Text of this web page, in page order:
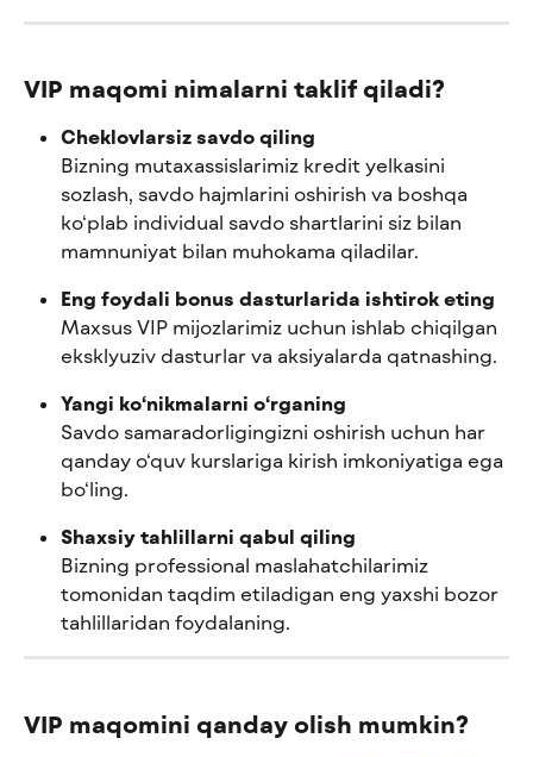
VIP maqomi nimalarni taklif qiladi?
Cheklovlarsiz savdo qiling
Bizning mutaxassislarimiz kredit yelkasini
sozlash, savdo hajmlarini oshirish va boshqa
ko‘plab individual savdo shartlarini siz bilan
mamnuniyat bilan muhokama qiladilar.
Eng foydali bonus dasturlarida ishtirok eting
Maxsus VIP mijozlarimiz uchun ishlab chiqilgan
eksklyuziv dasturlar va aksiyalarda qatnashing.
Yangi ko‘nikmalarni o‘rganing
Savdo samaradorligingizni oshirish uchun har
qanday o‘quv kurslariga kirish imkoniyatiga ega
bo‘ling.
Shaxsiy tahlillarni qabul qiling
Bizning professional maslahatchilarimiz
tomonidan taqdim etiladigan eng yaxshi bozor
tahlillaridan foydalaning.
VIP maqomini qanday olish mumkin?